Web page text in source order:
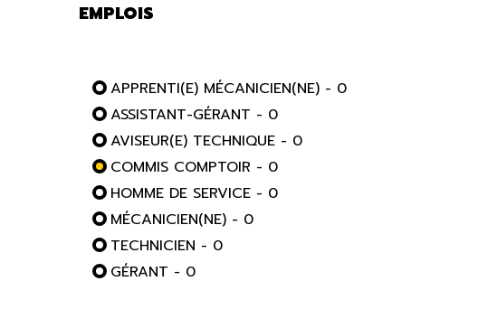
EMPLOIS
APPRENTI(E) MÉCANICIEN(NE) - 0
ASSISTANT-GÉRANT - 0
AVISEUR(E) TECHNIQUE - 0
COMMIS COMPTOIR - 0
HOMME DE SERVICE - 0
MÉCANICIEN(NE) - 0
TECHNICIEN - 0
GÉRANT - 0